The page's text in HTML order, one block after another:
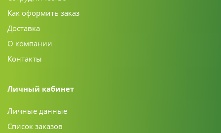
Как оформить заказ
Доставка
О компании
Контакты
Личный кабинет
Личные данные
Список заказов